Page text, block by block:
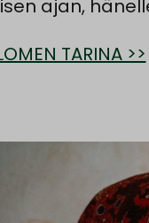
ajan,
TARINA >>